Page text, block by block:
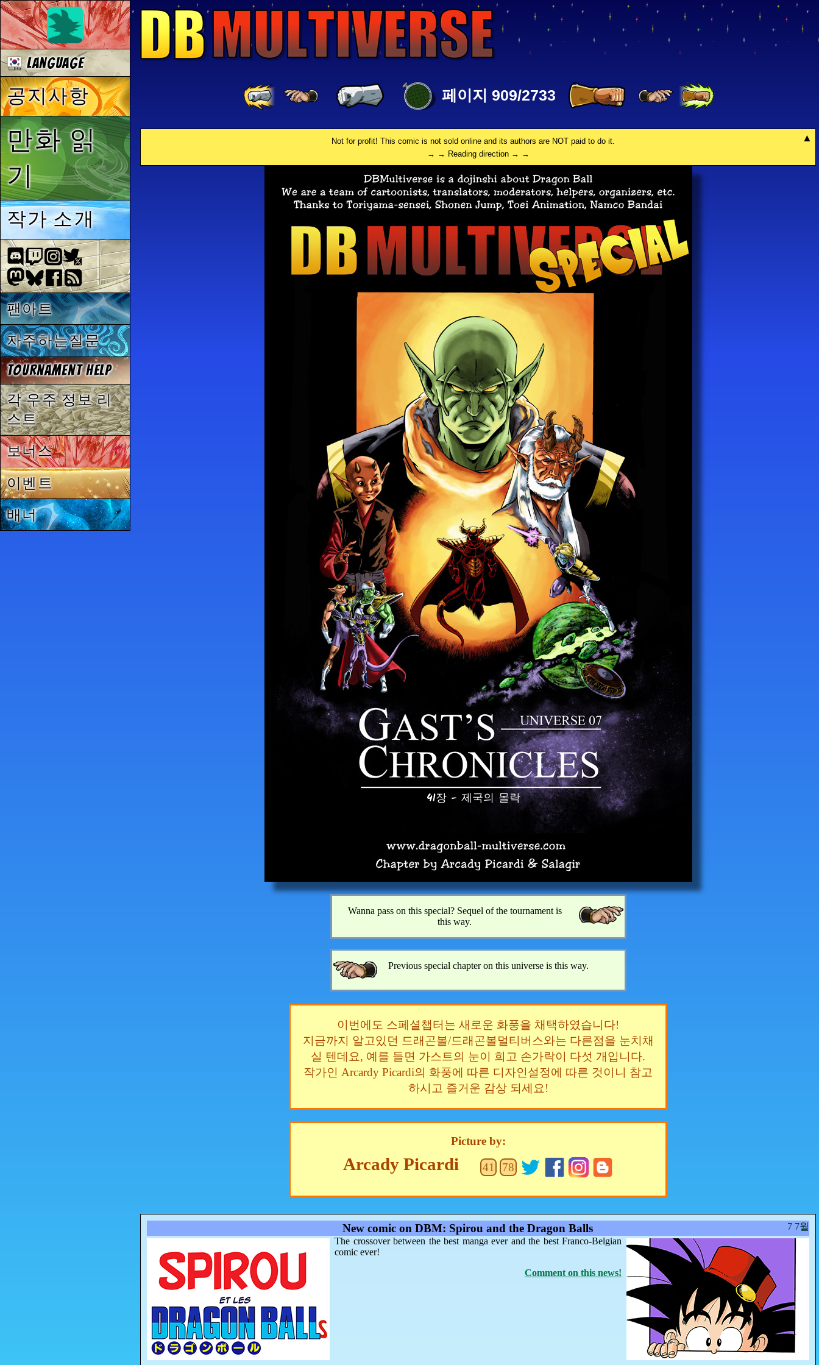
페이지 909/2733
Not for profit! This comic is not sold online and its authors are NOT paid to do it.
→ → Reading direction → →
41장 - 제국의 몰락
Wanna pass on this special? Sequel of the tournament is
this way.
Previous special chapter on this universe is this way.
이번에도 스페셜챕터는 새로운 화풍을 채택하였습니다!
지금까지 알고있던 드래곤볼/드래곤볼멀티버스와는 다른점을 눈치채
실 텐데요, 예를 들면 가스트의 눈이 희고 손가락이 다섯 개입니다.
작가인 Arcardy Picardi의 화풍에 따른 디자인설정에 따른 것이니 참고
하시고 즐거운 감상 되세요!
Picture by:
Arcady Picardi 41 78
7 7월
New comic on DBM: Spirou and the Dragon Balls
The crossover between the best manga ever and the best Franco-Belgian
comic ever!
Comment on this news!
Language
공지사항
만화 읽
기
작가 소개
팬아트
자주하는질문
Tournament Help
각 우주 정보 리
스트
보너스
이벤트
배너